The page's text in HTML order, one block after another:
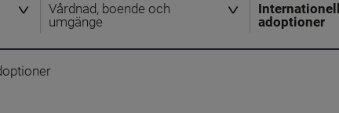
Vårdnad, boende och
umgänge
adoptioner